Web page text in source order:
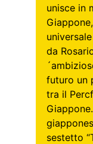
unisce in
da
futuro un
tra il
sestetto